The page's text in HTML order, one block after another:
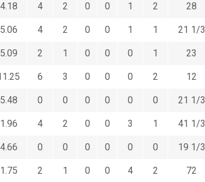
4.18 4 2 0 0 1 2 28
5.06 4 2 0 0 1 1 21 1/3
5.09 2 1 0 0 0 1 23
6 3 0 0 0 2 12
5.48 0 0 0 0 0 0 21 1/3
1.96 4 2 0 0 3 1 41 1/3
4.66 0 0 0 0 0 0 19 1/3
1.75 2 1 0 0 4 2 72